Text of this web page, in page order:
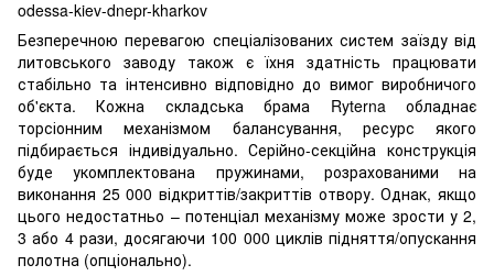
Безперечною перевагою спеціалізованих систем заїзду від
литовського заводу також є їхня здатність працювати
стабільно та інтенсивно відповідно до вимог виробничого
об'єкта. Кожна складська брама Ryterna обладнає
торсіонним механізмом балансування, ресурс якого
підбирається індивідуально. Серійно-секційна конструкція
буде укомплектована пружинами, розрахованими на
виконання 25 000 відкриттів/закриттів отвору. Однак, якщо
цього недостатньо – потенціал механізму може зрости у 2,
3 або 4 рази, досягаючи 100 000 циклів підняття/опускання
полотна (опціонально).